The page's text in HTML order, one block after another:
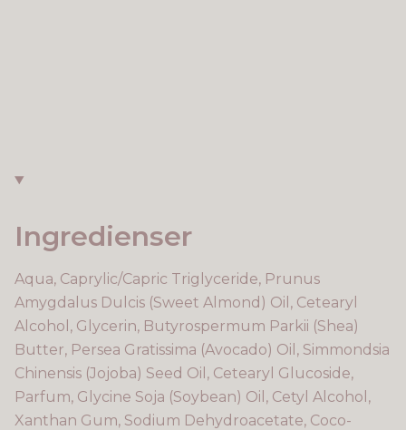
Ingredienser
Aqua, Caprylic/Capric Triglyceride, Prunus
Amygdalus Dulcis (Sweet Almond) Oil, Cetearyl
Alcohol, Glycerin, Butyrospermum Parkii (Shea)
Butter, Persea Gratissima (Avocado) Oil, Simmondsia
Chinensis (Jojoba) Seed Oil, Cetearyl Glucoside,
Parfum, Glycine Soja (Soybean) Oil, Cetyl Alcohol,
Xanthan Gum, Sodium Dehydroacetate, Coco-